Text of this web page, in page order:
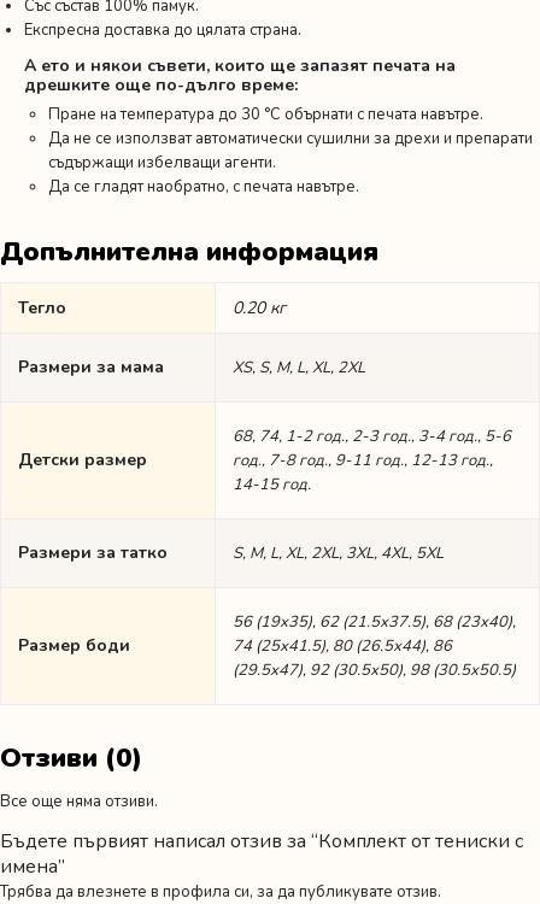
Със състав 100% памук.
Експресна доставка до цялата страна.
А ето и някои съвети, които ще запазят печата на
дрешките още по-дълго време:
Пране на температура до 30 °C обърнати с печата навътре.
Да не се използват автоматически сушилни за дрехи и препарати
съдържащи избелващи агенти.
Да се гладят наобратно, с печата навътре.
Допълнителна информация
Тегло 0.20 кг
Размери за мама XS, S, M, L, XL, 2XL
Детски размер
68, 74, 1-2 год., 2-3 год., 3-4 год., 5-6
год., 7-8 год., 9-11 год., 12-13 год.,
14-15 год.
Размери за татко S, M, L, XL, 2XL, 3XL, 4XL, 5XL
Размер боди
56 (19х35), 62 (21.5х37.5), 68 (23х40),
74 (25х41.5), 80 (26.5х44), 86
(29.5х47), 92 (30.5х50), 98 (30.5х50.5)
Отзиви (0)
Все още няма отзиви.
Бъдете първият написал отзив за “Комплект от тениски с
имена”
Трябва да влезнете в профила си, за да публикувате отзив.